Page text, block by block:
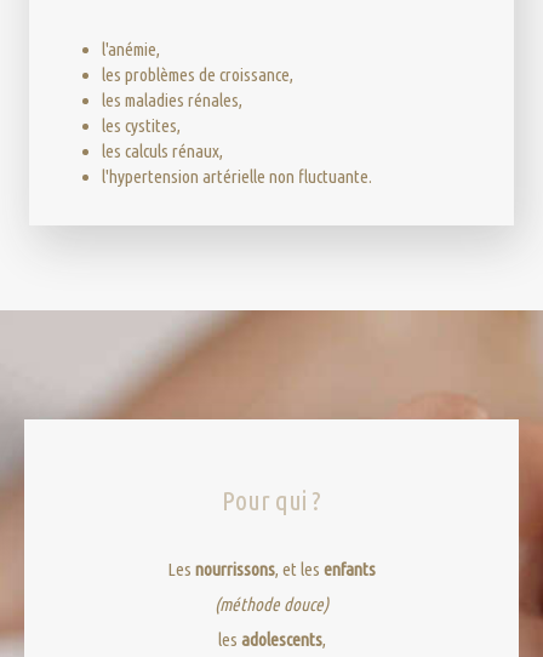
l'anémie,
les problèmes de croissance,
les maladies rénales,
les cystites,
les calculs rénaux,
l'hypertension artérielle non fluctuante.
Pour qui ?
Les nourrissons, et les enfants
(méthode douce)
les adolescents,